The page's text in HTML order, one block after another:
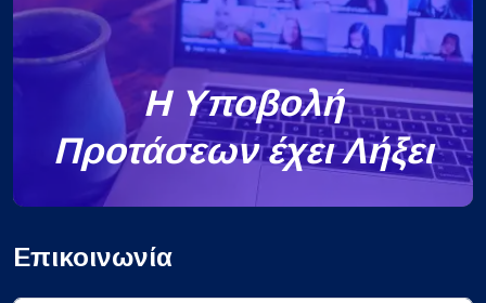
Η Υποβολή
Προτάσεων έχει Λήξει
Επικοινωνία